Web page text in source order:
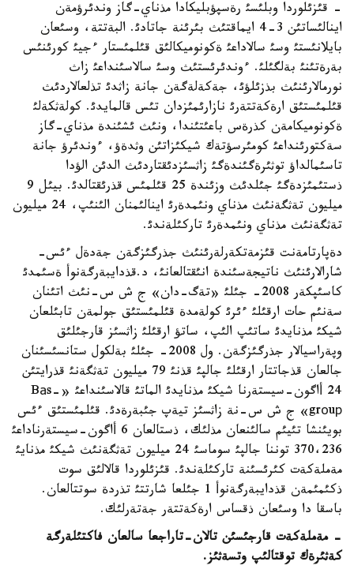
- قئزئلوردا وبلئسئ رةسپؤبليكادا مذناي-گاز وندئرؤمةن
اينالئساتئن 3-4 ايماقتئث بئرئنة جاتادئ. البةتتة، وسئعان
بايلانئستئ وسئ سالاداعئ ةكونوميكالئق قئلمئستار ءجيئ كورئنئس
بةرةتئنئ بةلگئلئ. ءوندئرئستئث وسئ سالاسئنداعئ زاث
نورمالارئنئث بذزئلؤئ، جةكةلةگةن جانة زاثدئ تذلعالاردئث
قئلمئستئق ارةكةتتةرئ نازارئمئزدان تئس قالمايدئ. كولةثكةلئ
ةكونوميكامةن كذرةس باعئتئندا، ونئث ئشئندة مذناي-گاز
سةكتورئنداعئ كومئرسؤتةك شيكئزاتئن وثدةؤ، ءوندئرؤ جانة
تاسئمالداؤ توثئرةگئندةگئ زاثسئزدئقتاردئث الدئن الؤدا
ذستئمئزدةگئ جئلدئث وزئندة 25 قئلمئس قذرئقتالدئ. بيئل 9
ميليون تةثگةنئث مذناي ونئمدةرئ اينالئمنان الئنئپ، 24 ميليون
تةثگةنئث مذناي ونئمدةرئ تاركئلةندئ.
دةپارتامةنت قئزمةتكةرلةرئنئث جذرگئزگةن جةدةل ءئس-
شارالارئنئث ناتيجةسئندة انئقتالعانئ، د.قذدايبةرگةنوأ ةسئمدئ
كاسئپكةر 2008- جئلئ «تةگ-دان» ج ش س-نئث اتئنان
سةنئم حات ارقئلئ ءئرئ كولةمدة قئلمئستئق جولمةن تابئلعان
شيكئ مذنايدئ ساتئپ الئپ، ساتؤ ارقئلئ زاثسئز قارجئلئق
وپةراسيالار جذرگئزگةن. ول 2008- جئلئ بةلكول ستانسئسئنان
جالعان قذجاتتار ارقئلئ جالپئ قذنئ 79 ميليون تةثگةنئ قذرايتئن
24 أاگون-سيستةرنا شيكئ مذنايدئ الماتئ قالاسئنداعئ «Bаs-
grоuр» ج ش س-نة زاثسئز تيةپ جئبةرةدئ. قئلمئستئق ءئس
بويئنشا تئيئم سالئنعان مذلئك، ذستالعان 6 أاگون-سيستةرناداعئ
370،236 توننا جالپئ سوماسئ 24 ميليون تةثگةنئث شيكئ مذنايئ
مةملةكةت كئرئسئنة تاركئلةندئ. قئزئلوردا قالالئق سوت
ذكئمئمةن قذدايبةرگةنوأ 1 جئلعا شارتتئ تذردة سوتتالعان.
باسقا دا وسئعان ذقساس ارةكةتتةر جةتةرلئك.
- مةملةكةت قارجئسئن تالان-تاراجعا سالعان فاكتئلةرگة
كةثئرةك توقتالئپ وتسةثئز.